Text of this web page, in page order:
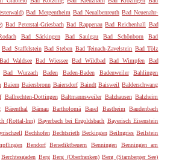
Bad Mergentheim Bad Neualbenreuth Bad Neuenahr-
Bad Peterstal-Griesbach Bad Rappenau Bad Reichenhall Bad
Bad Säckingen Bad Saulgau Bad Schönborn
Bad
Bad Staffelstein Bad Steben Bad Teinach-Zavelstein Bad Tölz
Bad Waldsee Bad Wiessee Bad Wildbad Bad Wimpfen
Bad
Bad Wurzach Baden Baden-Baden Badenweiler
Bahlingen
Baiern Baiersbronn Baiersdorf Baindt Baisweil Balderschwang
Ballrechten-Dottingen Baltmannsweiler Balzhausen Balzheim
Bärenthal Bärnau Bartholomä Basel Bastheim
Baudenbach
(Rottal-Inn) Bayerbach bei Ergoldsbach Bayerisch Eisenstein
Bechhofen Bechtsrieth Beckingen Beilngries Beilstein
Bendorf Benediktbeuern Benningen
Benningen am
Berchtesgaden Berg Berg (Oberfranken) Berg (Starnberger See)